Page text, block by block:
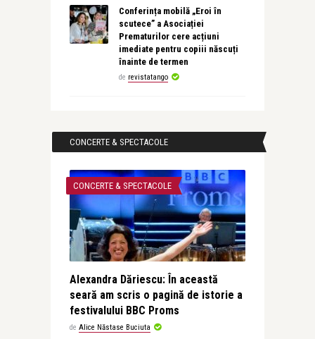
Conferința mobilă „Eroi în
scutece” a Asociației
Prematurilor cere acțiuni
imediate pentru copiii născuți
înainte de termen
de revistatango
CONCERTE & SPECTACOLE
CONCERTE & SPECTACOLE
Alexandra Dăriescu: În această
seară am scris o pagină de istorie a
festivalului BBC Proms
de Alice Năstase Buciuta